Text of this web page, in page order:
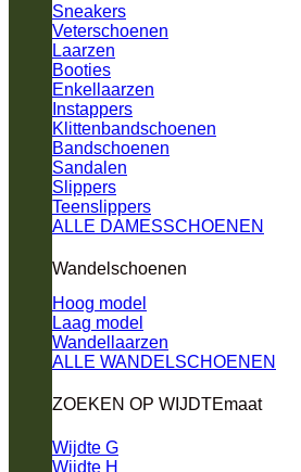
Sneakers
Veterschoenen
Laarzen
Booties
Enkellaarzen
Instappers
Klittenbandschoenen
Bandschoenen
Sandalen
Slippers
Teenslippers
ALLE DAMESSCHOENEN
Wandelschoenen
Hoog model
Laag model
Wandellaarzen
ALLE WANDELSCHOENEN
ZOEKEN OP WIJDTEmaat
Wijdte G
Wijdte H